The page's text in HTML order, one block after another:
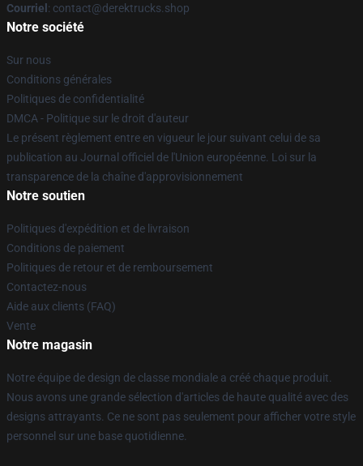
Courriel : contact@derektrucks.shop
Notre société
Sur nous
Conditions générales
Politiques de confidentialité
DMCA - Politique sur le droit d'auteur
Le présent règlement entre en vigueur le jour suivant celui de sa
publication au Journal officiel de l'Union européenne. Loi sur la
transparence de la chaîne d'approvisionnement
Notre soutien
Politiques d'expédition et de livraison
Conditions de paiement
Politiques de retour et de remboursement
Contactez-nous
Aide aux clients (FAQ)
Vente
Notre magasin
Notre équipe de design de classe mondiale a créé chaque produit.
Nous avons une grande sélection d'articles de haute qualité avec des
designs attrayants. Ce ne sont pas seulement pour afficher votre style
personnel sur une base quotidienne.